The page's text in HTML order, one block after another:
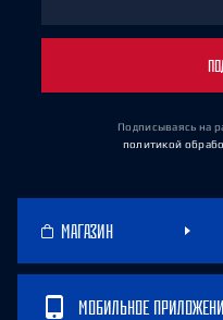
Подписываясь на
политикой
МАГАЗИН
МОБИЛЬНОЕ